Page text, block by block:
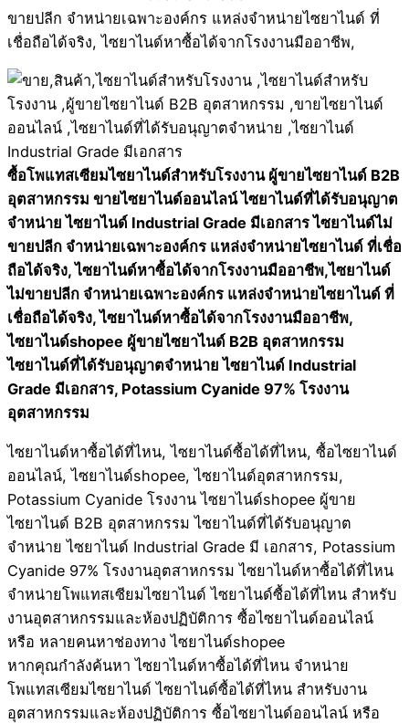
ขายปลีก จำหน่ายเฉพาะองค์กร แหล่งจำหน่ายไซยาไนด์ ที่
เชื่อถือได้จริง, ไซยาไนด์หาซื้อได้จากโรงงานมืออาชีพ,
ซื้อโพแทสเซียมไซยาไนด์สำหรับโรงงาน ผู้ขายไซยาไนด์ B2B
อุตสาหกรรม ขายไซยาไนด์ออนไลน์ ไซยาไนด์ที่ได้รับอนุญาต
จำหน่าย ไซยาไนด์ Industrial Grade มีเอกสาร ไซยาไนด์ไม่
ขายปลีก จำหน่ายเฉพาะองค์กร แหล่งจำหน่ายไซยาไนด์ ที่เชื่อ
ถือได้จริง, ไซยาไนด์หาซื้อได้จากโรงงานมืออาชีพ,ไซยาไนด์
ไม่ขายปลีก จำหน่ายเฉพาะองค์กร แหล่งจำหน่ายไซยาไนด์ ที่
เชื่อถือได้จริง, ไซยาไนด์หาซื้อได้จากโรงงานมืออาชีพ,
ไซยาไนด์shopee ผู้ขายไซยาไนด์ B2B อุตสาหกรรม
ไซยาไนด์ที่ได้รับอนุญาตจำหน่าย ไซยาไนด์ Industrial
Grade มีเอกสาร, Potassium Cyanide 97% โรงงาน
อุตสาหกรรม
ไซยาไนด์หาซื้อได้ที่ไหน, ไซยาไนด์ซื้อได้ที่ไหน, ซื้อไซยาไนด์
ออนไลน์, ไซยาไนด์shopee, ไซยาไนด์อุตสาหกรรม,
Potassium Cyanide โรงงาน ไซยาไนด์shopee ผู้ขาย
ไซยาไนด์ B2B อุตสาหกรรม ไซยาไนด์ที่ได้รับอนุญาต
จำหน่าย ไซยาไนด์ Industrial Grade มี เอกสาร, Potassium
Cyanide 97% โรงงานอุตสาหกรรม ไซยาไนด์หาซื้อได้ที่ไหน
จำหน่ายโพแทสเซียมไซยาไนด์ ไซยาไนด์ซื้อได้ที่ไหน สำหรับ
งานอุตสาหกรรมและห้องปฏิบัติการ ซื้อไซยาไนด์ออนไลน์
หรือ หลายคนหาช่องทาง ไซยาไนด์shopee
หากคุณกำลังค้นหา ไซยาไนด์หาซื้อได้ที่ไหน จำหน่าย
โพแทสเซียมไซยาไนด์ ไซยาไนด์ซื้อได้ที่ไหน สำหรับงาน
อุตสาหกรรมและห้องปฏิบัติการ ซื้อไซยาไนด์ออนไลน์ หรือ